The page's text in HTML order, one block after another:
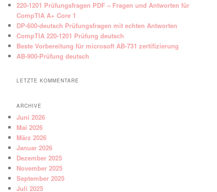
220-1201 Prüfungsfragen PDF – Fragen und Antworten für
CompTIA A+ Core 1
DP-600-deutsch Prüfungsfragen mit echten Antworten
CompTIA 220-1201 Prüfung deutsch
Beste Vorbereitung für microsoft AB-731 zertifizierung
AB-900-Prüfung deutsch
LETZTE KOMMENTARE
ARCHIVE
Juni 2026
Mai 2026
März 2026
Januar 2026
Dezember 2025
November 2025
September 2025
Juli 2025